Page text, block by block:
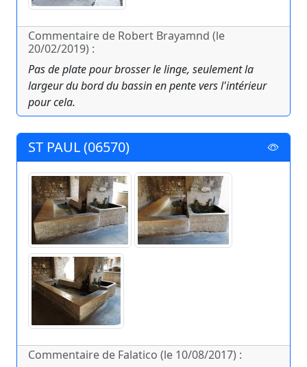
Commentaire de Robert Brayamnd (le
20/02/2019) :
Pas de plate pour brosser le linge, seulement la
largeur du bord du bassin en pente vers l'intérieur
pour cela.
ST PAUL (06570)
Commentaire de Falatico (le 10/08/2017) :